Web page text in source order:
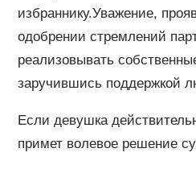
избраннику.Уважение,
одобрении стремлений
реализовывать
заручившись поддержкой
Если девушка
примет волевое решение